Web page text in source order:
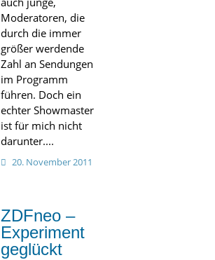
Moderatoren, die
durch die immer
größer werdende
Zahl an Sendungen
im Programm
führen. Doch ein
echter Showmaster
ist für mich nicht
darunter....
20. November 2011
ZDFneo –
Experiment
geglückt